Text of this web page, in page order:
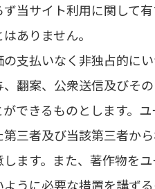
当サイト利用に関して
ありません。
支払いなく非独占的に
翻案、公衆送信及びそ
できるものとします。
三者及び当該第三者か
ます。また、著作物を
うに必要な措置を講ずる